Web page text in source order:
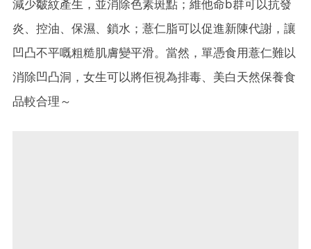
減少皺紋產生，並消除色素斑點；維他命b群可以抗發
炎、控油、保濕、鎖水；薏仁脂可以促進新陳代謝，讓
凹凸不平嘅粗糙肌膚變平滑。當然，單憑食用薏仁難以
消除凹凸洞，女生可以將佢視為排毒、美白天然保養食
品較合理～